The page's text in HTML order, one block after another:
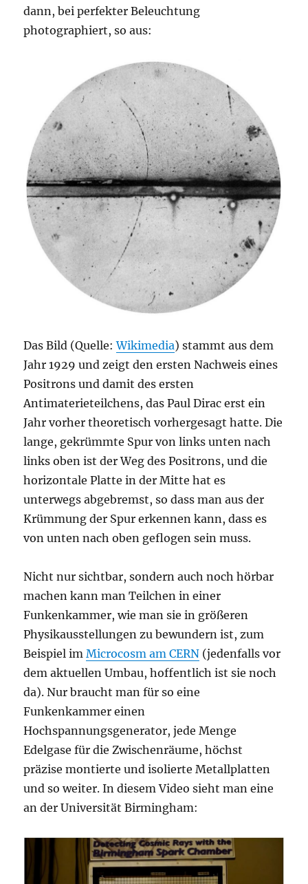
dann, bei perfekter Beleuchtung
photographiert, so aus:
Das Bild (Quelle:Wikimedia) stammt aus dem
Jahr 1929 und zeigt den ersten Nachweis eines
Positrons und damit des ersten
Antimaterieteilchens, das Paul Dirac erst ein
Jahr vorher theoretisch vorhergesagt hatte. Die
lange, gekrümmte Spur von links unten nach
links oben ist der Weg des Positrons, und die
horizontale Platte in der Mitte hat es
unterwegs abgebremst, so dass man aus der
Krümmung der Spur erkennen kann, dass es
von unten nach oben geflogen sein muss.
Nicht nur sichtbar, sondern auch noch hörbar
machen kann man Teilchen in einer
Funkenkammer, wie man sie in größeren
Physikausstellungen zu bewundern ist, zum
Beispiel imMicrocosm am CERN (jedenfalls vor
dem aktuellen Umbau, hoffentlich ist sie noch
da). Nur braucht man für so eine
Funkenkammer einen
Hochspannungsgenerator, jede Menge
Edelgase für die Zwischenräume, höchst
präzise montierte und isolierte Metallplatten
und so weiter. In diesem Video sieht man eine
an der Universität Birmingham: